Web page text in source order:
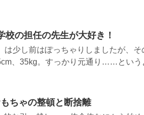
校の担任の先生が大好き！
は少し前はぽっちゃりしましたが、
、35kg。すっかり元通り……という
ちゃの整頓と断捨離